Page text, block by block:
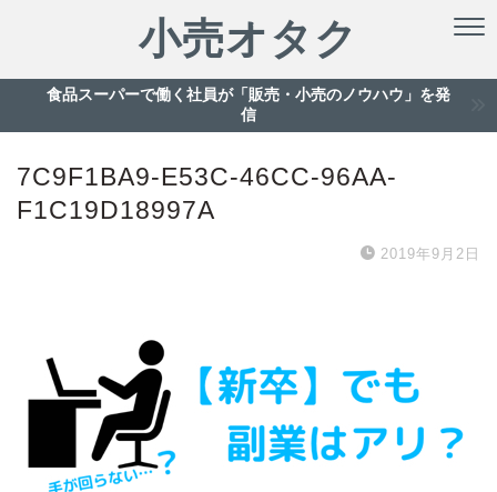
小売オタク
食品スーパーで働く社員が「販売・小売のノウハウ」を発
信
7C9F1BA9-E53C-46CC-96AA-
F1C19D18997A
2019年9月2日